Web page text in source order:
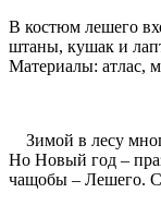
В костюм лешего
штаны, кушак и
Материалы: атлас,
Зимой в лесу
Но Новый год –
чащобы – Лешего.